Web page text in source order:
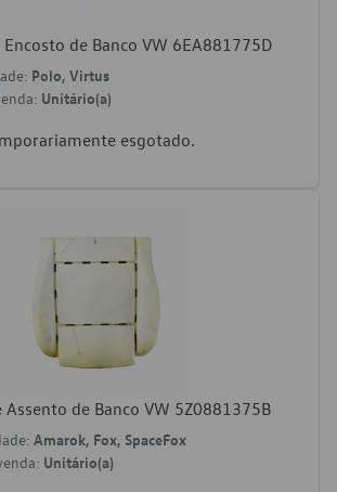
de Banco VW 6EA881775D
Polo, Virtus
Unitário(a)
esgotado.
Assento de Banco VW 5Z0881375B
Amarok, Fox, SpaceFox
Unitário(a)